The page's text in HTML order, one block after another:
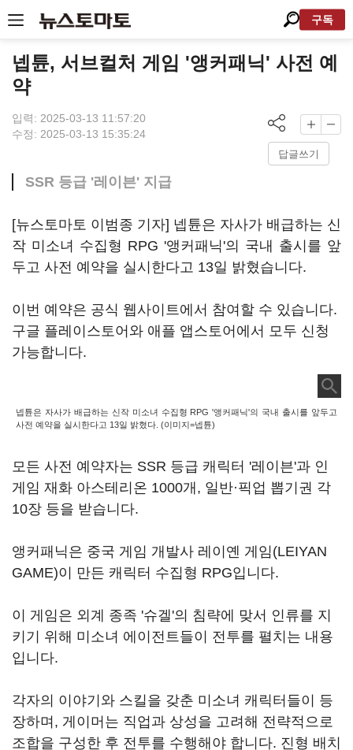
구독
넵튠, 서브컬처 게임 '앵커패닉' 사전 예
약
입력: 2025-03-13 11:57:20
수정: 2025-03-13 15:35:24
답글쓰기
SSR 등급 '레이븐' 지급
[뉴스토마토 이범종 기자] 넵튠은 자사가 배급하는 신
작 미소녀 수집형 RPG '앵커패닉'의 국내 출시를 앞
두고 사전 예약을 실시한다고 13일 밝혔습니다.
이번 예약은 공식 웹사이트에서 참여할 수 있습니다.
구글 플레이스토어와 애플 앱스토어에서 모두 신청
가능합니다.
넵튠은 자사가 배급하는 신작 미소녀 수집형 RPG '앵커패닉'의 국내 출시를 앞두고
사전 예약을 실시한다고 13일 밝혔다. (이미지=넵튠)
모든 사전 예약자는 SSR 등급 캐릭터 '레이븐'과 인
게임 재화 아스테리온 1000개, 일반·픽업 뽑기권 각
10장 등을 받습니다.
앵커패닉은 중국 게임 개발사 레이옌 게임(LEIYAN
GAME)이 만든 캐릭터 수집형 RPG입니다.
이 게임은 외계 종족 '슈겔'의 침략에 맞서 인류를 지
키기 위해 미소녀 에이전트들이 전투를 펼치는 내용
입니다.
각자의 이야기와 스킬을 갖춘 미소녀 캐릭터들이 등
장하며, 게이머는 직업과 상성을 고려해 전략적으로
조합을 구성한 후 전투를 수행해야 합니다. 진형 배치